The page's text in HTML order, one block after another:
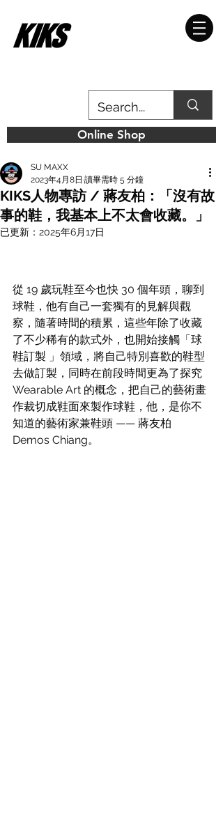
Online Shop
KIKS人物專訪 / 蔣友柏：「沒有故
事的鞋，我基本上不太會收藏。」
SU MAXX
2023年4月8日 讀畢需時 5 分鐘
已更新： 2025年6月17日
從 19 歲玩鞋至今也快 30 個年頭，聊到
球鞋，他有自己一套獨有的見解與觀
察，隨著時間的積累，這些年除了收藏
了不少稀有的款式外，也開始接觸「球
鞋訂製 」領域，將自己特別喜歡的鞋型
去做訂製，同時在前段時間更為了探究
Wearable Art 的概念，把自己的藝術畫
作裁切成鞋面來製作球鞋，他，是你不
知道的藝術家兼鞋頭 —— 蔣友柏
Demos Chiang。